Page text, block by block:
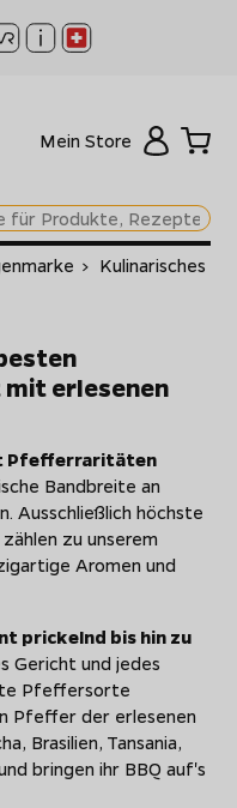
Mein Store
> Kulinarisches
erlesenen
Pfefferraritäten
Bandbreite an
Ausschließlich höchste
zu unserem
Aromen und
prickelnd bis hin zu
Gericht und jedes
Pfeffersorte
Pfeffer der erlesenen
Brasilien, Tansania,
bringen ihr BBQ auf's